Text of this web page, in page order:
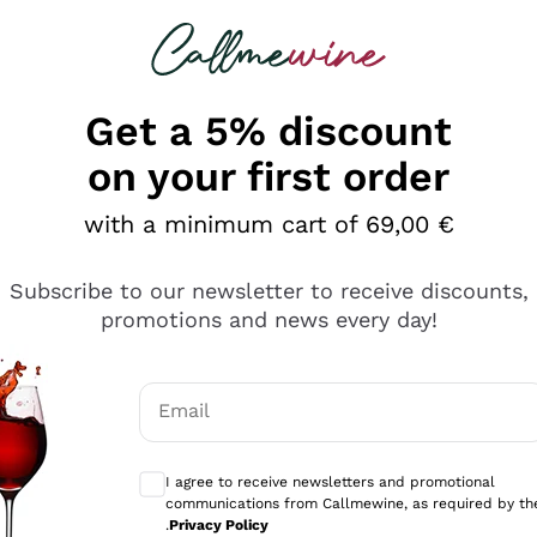
looking for
diversi e con un ampio range di prezzo. Le
Get a 5% discount
on your first order
with a minimum cart of 69,00 €
Subscribe to our newsletter to receive discounts,
promotions and news every day!
Email
I agree to receive newsletters and promotional
communications from Callmewine, as required by
.Privacy Policy